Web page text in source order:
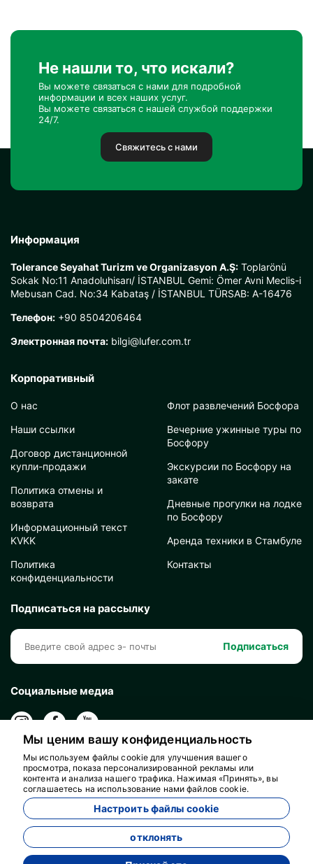
Не нашли то, что искали?
Вы можете связаться с нами для подробной
информации и всех наших услуг.
Вы можете связаться с нашей службой поддержки
24/7.
Свяжитесь с нами
Информация
Tolerance Seyahat Turizm ve Organizasyon A.Ş: Toplarönü
Sokak No:11 Anadoluhisarı/ İSTANBUL Gemi: Ömer Avni Meclis-i
Mebusan Cad. No:34 Kabataş / İSTANBUL TÜRSAB: A-16476
Телефон: +90 8504206464
Электронная почта: bilgi@lufer.com.tr
Корпоративный
О нас
Наши ссылки
Договор дистанционной
купли-продажи
Политика отмены и
возврата
Информационный текст
KVKK
Политика
конфиденциальности
Флот развлечений Босфора
Вечерние ужинные туры по
Босфору
Экскурсии по Босфору на
закате
Дневные прогулки на лодке
по Босфору
Аренда техники в Стамбуле
Контакты
Подписаться на рассылку
Подписаться
Социальные медиа
Мы ценим вашу конфиденциальность
Мы используем файлы cookie для улучшения вашего
просмотра, показа персонализированной рекламы или
контента и анализа нашего трафика. Нажимая «Принять», вы
соглашаетесь на использование нами файлов cookie.
Настроить файлы cookie
отклонять